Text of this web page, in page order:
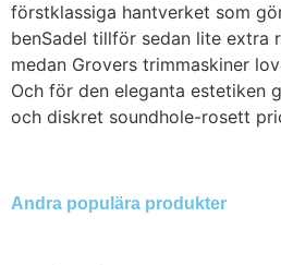
förstklassiga hantverket som
benSadel tillför sedan lite extra
medan Grovers trimmaskiner
Och för den eleganta estetiken
och diskret soundhole-rosett
Andra populära produkter